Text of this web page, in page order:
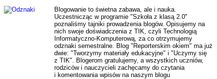
Blogowanie to świetna zabawa, ale i nauka.
Uczestnicząc w programie "Szkoła z klasą 2.0"
poznaliśmy tajniki prowadzenia blogów. Opisujemy na
nich swoje doświadczenia z TIK, czyli Technologią
Informatyczno-Komputerową, za co otrzymujemy
odznaki semestralne. Blog "Reporterskim okiem" ma już
dwie: "Tworzymy materiały edukacyjne" i "Uczymy się
z TIK". Blogerom gratulujemy, a wszystkich uczniów,
rodziców i nauczycieli zachęcamy do czytania
i komentowania wpisów na naszym blogu